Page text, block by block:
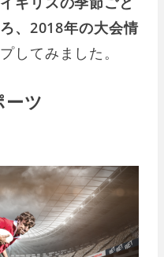
、2018年の大会情
してみました。
ツ